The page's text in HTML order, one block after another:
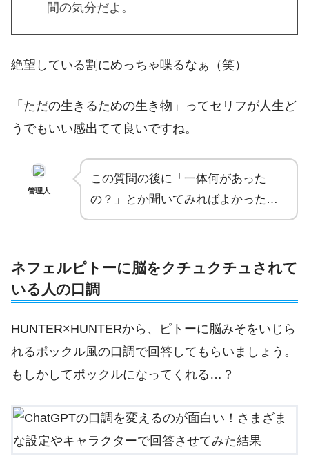
間の気分だよ。
絶望している割にめっちゃ喋るなぁ（笑）
「ただの生きるための生き物」ってセリフが人生ど
うでもいい感出てて良いですね。
管理人
この質問の後に「一体何があった
の？」とか聞いてみればよかった…
ネフェルピトーに脳をクチュクチュされて
いる人の口調
HUNTER×HUNTERから、ピトーに脳みそをいじら
れるポックル風の口調で回答してもらいましょう。
もしかしてポックルになってくれる…？